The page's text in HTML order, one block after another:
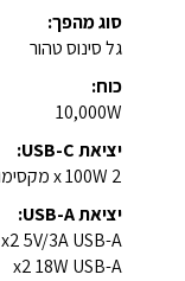
סוג מהפך:
גל סינוס טהור
כוח:
10,000W
יציאת USB-C:
2 x 100W מקסימום.
יציאת USB-A:
x2 5V/3A USB-A
x2 18W USB-A